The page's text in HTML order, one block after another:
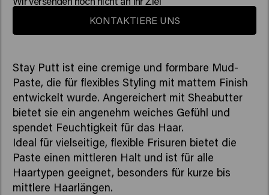
KONTAKTIERE UNS
Stay Putt ist eine cremige und formbare Mud-
Paste, die für flexibles Styling mit mattem Finish
entwickelt wurde. Angereichert mit Sheabutter
bietet sie ein angenehm weiches Gefühl und
spendet Feuchtigkeit für das Haar.
Ideal für vielseitige, flexible Frisuren bietet die
Paste einen mittleren Halt und ist für alle
Haartypen geeignet, besonders für kurze bis
mittlere Haarlängen.